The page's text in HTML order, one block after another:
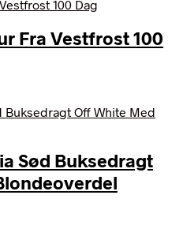
Fra Vestfrost 100
Sød Buksedragt